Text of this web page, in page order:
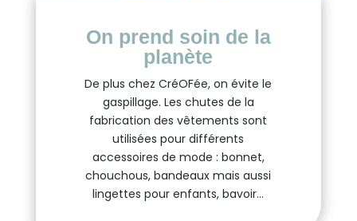
On prend soin de la
planète
De plus chez CréOFée, on évite le
gaspillage. Les chutes de la
fabrication des vêtements sont
utilisées pour différents
accessoires de mode : bonnet,
chouchous, bandeaux mais aussi
lingettes pour enfants, bavoir…